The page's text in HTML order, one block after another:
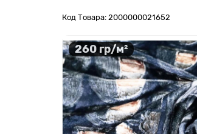
Код Товара: 2000000021652
260 гр/м²